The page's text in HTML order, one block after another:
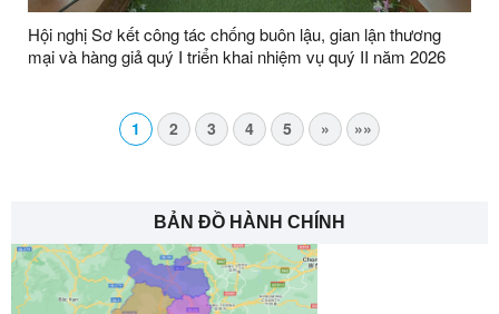
Hội nghị Sơ kết công tác chống buôn lậu, gian lận thương
mại và hàng giả quý I triển khai nhiệm vụ quý II năm 2026
1 2 3 4 5 » »»
BẢN ĐỒ HÀNH CHÍNH